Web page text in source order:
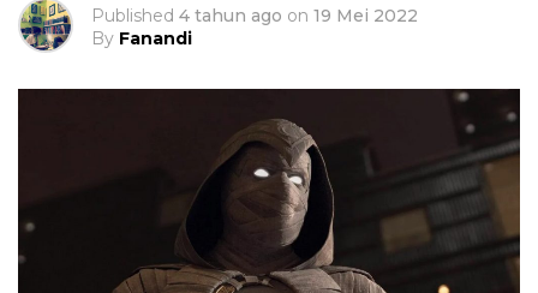
Published 4 tahun ago on 19 Mei 2022
By Fanandi